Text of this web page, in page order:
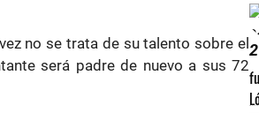
no se trata de su talento sobre el
será padre de nuevo a sus 72
2